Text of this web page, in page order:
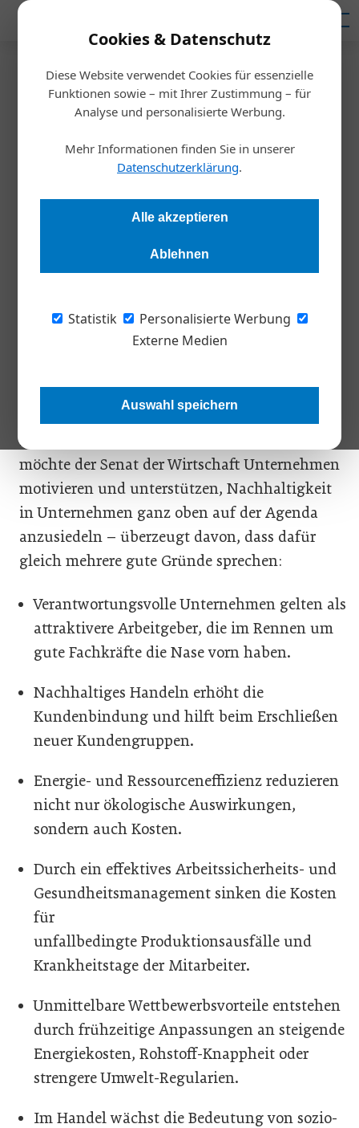
Cookies & Datenschutz
Diese Website verwendet Cookies für essenzielle
Funktionen sowie – mit Ihrer Zustimmung – für
Analyse und personalisierte Werbung.
Mehr Informationen finden Sie in unserer
Datenschutzerklärung.
Alle akzeptieren
Ablehnen
Statistik
Personalisierte Werbung
Externe Medien
Auswahl speichern
Startseite/Nachhaltigkeit
Erfolgsfaktor Nachhaltigkeit
Redaktion 15.12.2020, 09:16 Uhr
Für Hans Harrer, Vorstandsvorsitzender des Senat der
langfristig erfolgreich. Ein Gastkommentar, der zum Handeln
anregen will.
Der wirtschaftliche Erfolg von Betrieben ist
der Wirtschaft ein großes Anliegen,
Kapazität und Energie, einen aktiven Beitrag
zur Verbreitung der ökosozialen
Marktwirtschaft zu leisten. In diesem Sinne
möchte der Senat der Wirtschaft Unternehmen
motivieren und unterstützen, Nachhaltigkeit
in Unternehmen ganz oben auf der Agenda
anzusiedeln – überzeugt davon, dass dafür
gleich mehrere gute Gründe sprechen:
Verantwortungsvolle Unternehmen gelten als
attraktivere Arbeitgeber, die im Rennen um
gute Fachkräfte die Nase vorn haben.
Nachhaltiges Handeln erhöht die
Kundenbindung und hilft beim Erschließen
neuer Kundengruppen.
Energie- und Ressourceneffizienz reduzieren
nicht nur ökologische Auswirkungen,
sondern auch Kosten.
Durch ein effektives Arbeitssicherheits- und
Gesundheitsmanagement sinken die Kosten
für
unfallbedingte Produktionsausfälle und
Krankheitstage der Mitarbeiter.
Unmittelbare Wettbewerbsvorteile entstehen
durch frühzeitige Anpassungen an steigende
Energiekosten, Rohstoff-Knappheit oder
strengere Umwelt-Regularien.
Im Handel wächst die Bedeutung von sozio-